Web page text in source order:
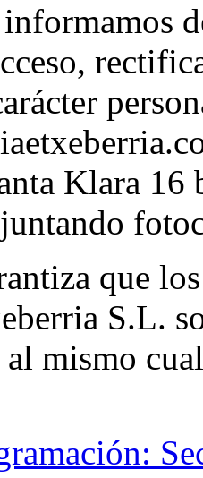
Klara
que
S.L.
al mismo